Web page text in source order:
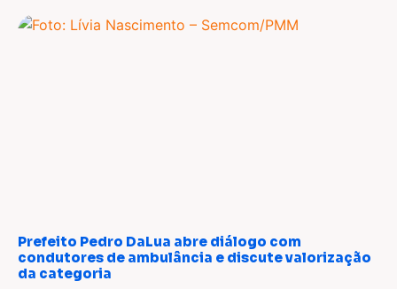
Prefeito Pedro DaLua abre diálogo com
condutores de ambulância e discute valorização
da categoria